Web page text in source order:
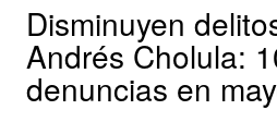
Disminuyen
Andrés Cholula:
denuncias en